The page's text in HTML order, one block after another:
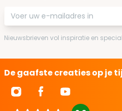
E-mailadres
Nieuwsbrieven vol inspiratie en
De gaafste creaties op je